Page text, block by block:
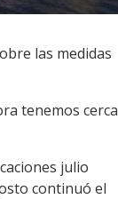
las medidas
tenemos cerca
julio
continuó el